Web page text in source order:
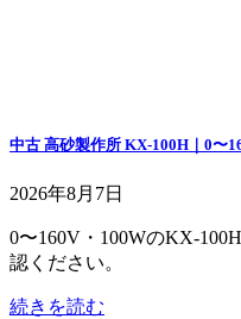
中古 高砂製作所 KX-100H｜0〜
2026年8月7日
0〜160V・100WのKX-
認ください。
続きを読む